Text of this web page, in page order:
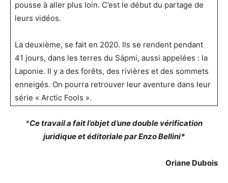
pousse à aller plus loin. C’est le début du partage de
leurs vidéos.
La deuxième, se fait en 2020. Ils se rendent pendant
41 jours, dans les terres du Sápmi, aussi appelées : la
Laponie. Il y a des forêts, des rivières et des sommets
enneigés. On pourra retrouver leur aventure dans leur
série « Arctic Fools ».
*Ce travail a fait l’objet d’une double vérification
juridique et éditoriale par Enzo Bellini*
Oriane Dubois